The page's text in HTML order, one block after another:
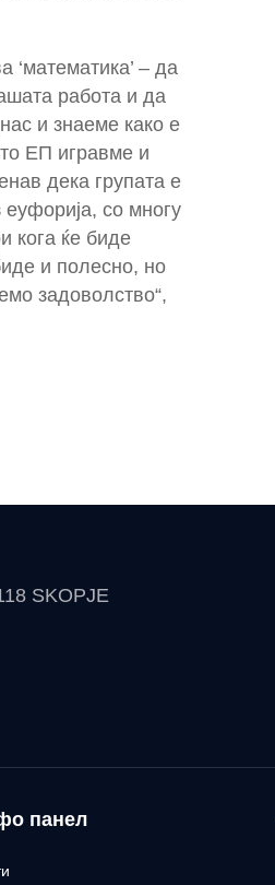
– да
работа и да
и знаеме како е
ЕП игравме и
дека групата е
со многу
кога ќе биде
и полесно, но
задоволство“,
SKOPJE
панел